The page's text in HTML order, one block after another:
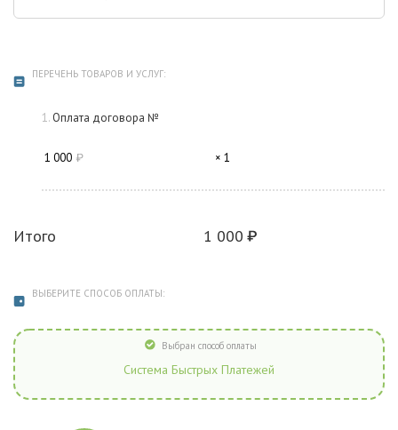
ПЕРЕЧЕНЬ ТОВАРОВ И УСЛУГ:
Оплата договора №
1 000 × 1
Итого 1 000
ВЫБЕРИТЕ СПОСОБ ОПЛАТЫ:
Выбран способ оплаты
Система Быстрых Платежей